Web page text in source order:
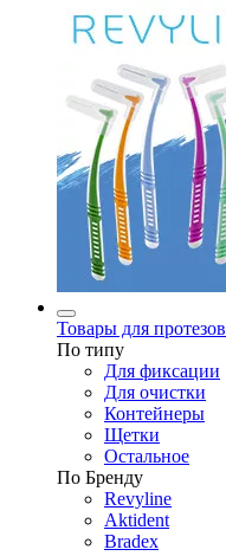
Товары для протезов
По типу
Для фиксации
Для очистки
Контейнеры
Щетки
Остальное
По Бренду
Revyline
Aktident
Bradex